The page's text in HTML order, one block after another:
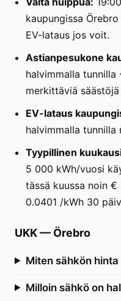
kaupungissa
EV-lataus jos voit.
Astianpesukone
halvimmalla
merkittäviä säästöjä
EV-lataus
halvimmalla tunnilla
Tyypillinen
5 000 kWh/vuosi
tässä kuussa noin
0.0401 /kWh 30
UKK— Örebro
Miten sähkön
Milloin sähkö on